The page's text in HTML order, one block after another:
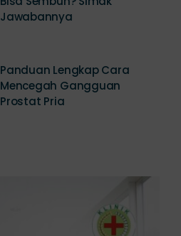
Bisa Sembuh? Simak
Panduan Lengkap Cara
Mencegah Gangguan